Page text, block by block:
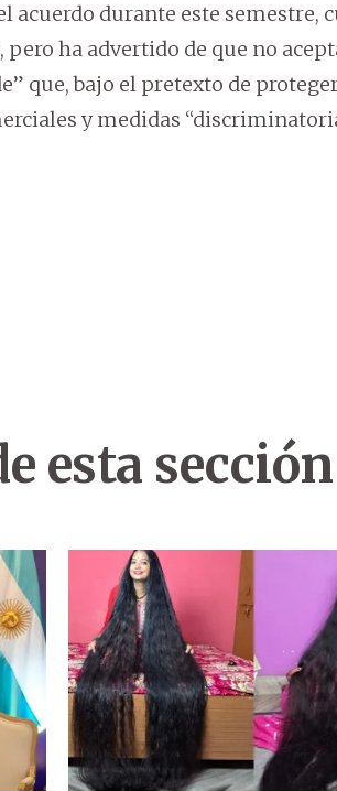
acuerdo durante este semestre,
ha advertido de que no
que, bajo el pretexto de
y medidas
esta sección